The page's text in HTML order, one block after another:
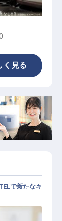
く見る
で新たなキ